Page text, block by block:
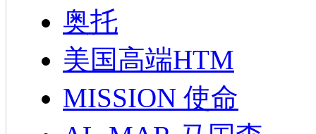
奥托
美国高端HTM
MISSION 使命